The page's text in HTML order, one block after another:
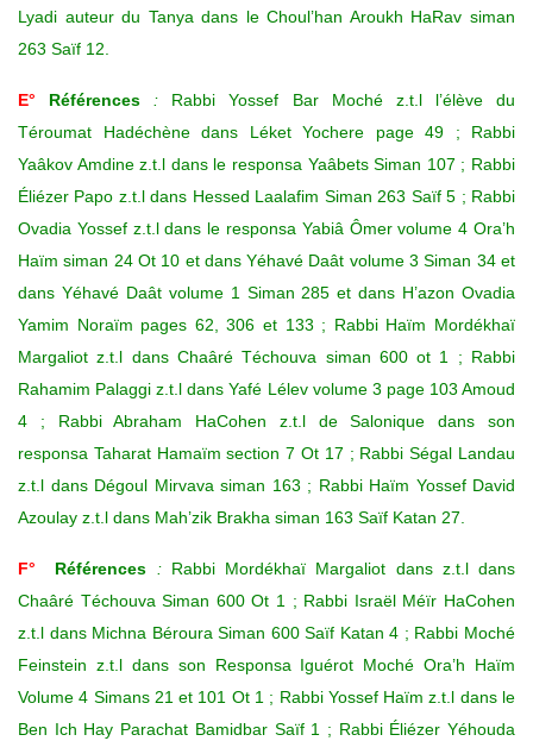
Lyadi auteur du Tanya dans le Choul’han Aroukh HaRav siman
263 Saïf 12.
E° Références : Rabbi Yossef Bar Moché z.t.l l’élève du
Téroumat Hadéchène dans Léket Yochere page 49 ; Rabbi
Yaâkov Amdine z.t.l dans le responsa Yaâbets Siman 107 ; Rabbi
Éliézer Papo z.t.l dans Hessed Laalafim Siman 263 Saïf 5 ; Rabbi
Ovadia Yossef z.t.l dans le responsa Yabiâ Ômer volume 4 Ora’h
Haïm siman 24 Ot 10 et dans Yéhavé Daât volume 3 Siman 34 et
dans Yéhavé Daât volume 1 Siman 285 et dans H’azon Ovadia
Yamim Noraïm pages 62, 306 et 133 ; Rabbi Haïm Mordékhaï
Margaliot z.t.l dans Chaâré Téchouva siman 600 ot 1 ; Rabbi
Rahamim Palaggi z.t.l dans Yafé Lélev volume 3 page 103 Amoud
4 ; Rabbi Abraham HaCohen z.t.l de Salonique dans son
responsa Taharat Hamaïm section 7 Ot 17 ; Rabbi Ségal Landau
z.t.l dans Dégoul Mirvava siman 163 ; Rabbi Haïm Yossef David
Azoulay z.t.l dans Mah’zik Brakha siman 163 Saïf Katan 27.
F° Références :Rabbi Mordékhaï Margaliot dans z.t.l dans
Chaâré Téchouva Siman 600 Ot 1 ; Rabbi Israël Méïr HaCohen
z.t.l dans Michna Béroura Siman 600 Saïf Katan 4 ; Rabbi Moché
Feinstein z.t.l dans son Responsa Iguérot Moché Ora’h Haïm
Volume 4 Simans 21 et 101 Ot 1 ; Rabbi Yossef Haïm z.t.l dans le
Ben Ich Hay Parachat Bamidbar Saïf 1 ; Rabbi Éliézer Yéhouda